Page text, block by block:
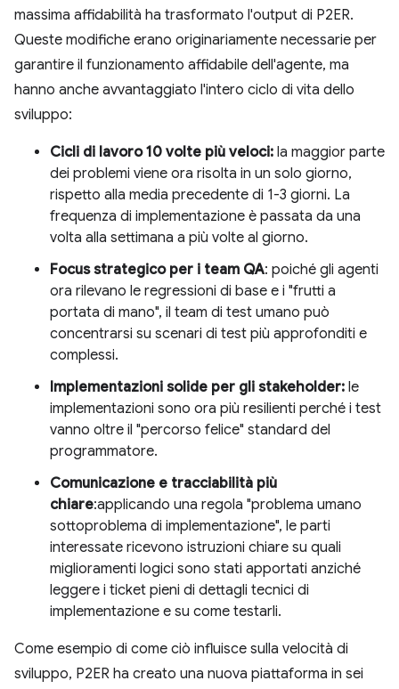
massima affidabilità ha trasformato l'output di P2ER.
Queste modifiche erano originariamente necessarie per
garantire il funzionamento affidabile dell'agente, ma
hanno anche avvantaggiato l'intero ciclo di vita dello
sviluppo:
Cicli di lavoro 10 volte più veloci: la maggior parte
dei problemi viene ora risolta in un solo giorno,
rispetto alla media precedente di 1-3 giorni. La
frequenza di implementazione è passata da una
volta alla settimana a più volte al giorno.
Focus strategico per i team QA: poiché gli agenti
ora rilevano le regressioni di base e i "frutti a
portata di mano", il team di test umano può
concentrarsi su scenari di test più approfonditi e
complessi.
Implementazioni solide per gli stakeholder: le
implementazioni sono ora più resilienti perché i test
vanno oltre il "percorso felice" standard del
programmatore.
Comunicazione e tracciabilità più
chiare:applicando una regola "problema umano
sottoproblema di implementazione", le parti
interessate ricevono istruzioni chiare su quali
miglioramenti logici sono stati apportati anziché
leggere i ticket pieni di dettagli tecnici di
implementazione e su come testarli.
Come esempio di come ciò influisce sulla velocità di
sviluppo, P2ER ha creato una nuova piattaforma in sei